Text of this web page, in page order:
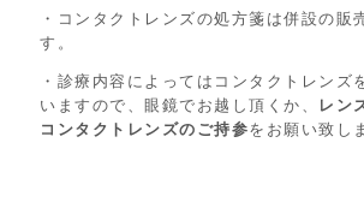
・コンタクトレンズの処方箋は併設の販
す。
・診療内容によってはコンタクトレンズ
いますので、眼鏡でお越し頂くか、
レン
コンタクトレンズのご持参をお願い致し